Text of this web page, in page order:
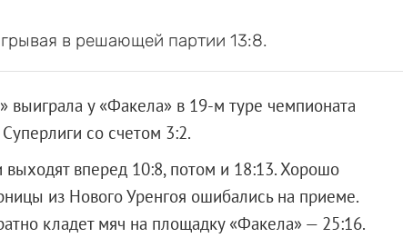
в решающей партии 13:8.
выиграла у «Факела» в 19-м туре чемпионата
со счетом 3:2.
вперед 10:8, потом и 18:13. Хорошо
из Нового Уренгоя ошибались на приеме.
кладет мяч на площадку «Факела» — 25:16.